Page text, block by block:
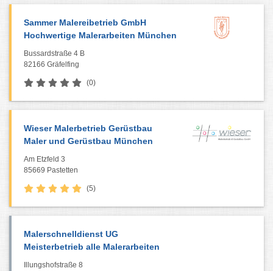
Sammer Malereibetrieb GmbH
Hochwertige Malerarbeiten München
Bussardstraße 4 B
82166 Gräfelfing
(0)
Wieser Malerbetrieb Gerüstbau
Maler und Gerüstbau München
Am Etzfeld 3
85669 Pastetten
(5)
Malerschnelldienst UG
Meisterbetrieb alle Malerarbeiten
Illungshofstraße 8